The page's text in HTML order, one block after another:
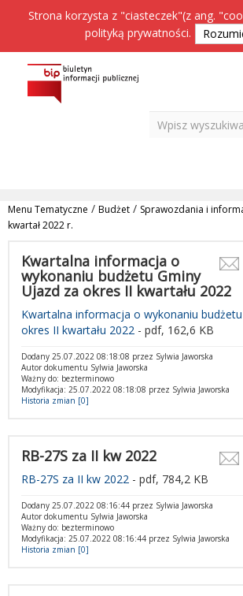
Strona korzysta z "ciasteczek"(z ang.
polityką prywatności.
Menu Tematyczne / Budżet / Sprawozdania i
kwartał 2022 r.
Kwartalna informacja o
wykonaniu budżetu Gminy
Ujazd za okres II kwartału 2022
Kwartalna informacja o wykonaniu
okres II kwartału 2022 - pdf, 162,6 KB
Dodany 25.07.2022 08:18:08 przez Sylwia Jaworska
Autor dokumentu Sylwia Jaworska
Ważny do: bezterminowo
Modyfikacja: 25.07.2022 08:18:08 przez Sylwia Jaworska
Historia zmian [0]
RB-27S za II kw 2022
RB-27S za II kw 2022 - pdf, 784,2 KB
Dodany 25.07.2022 08:16:44 przez Sylwia Jaworska
Autor dokumentu Sylwia Jaworska
Ważny do: bezterminowo
Modyfikacja: 25.07.2022 08:16:44 przez Sylwia Jaworska
Historia zmian [0]